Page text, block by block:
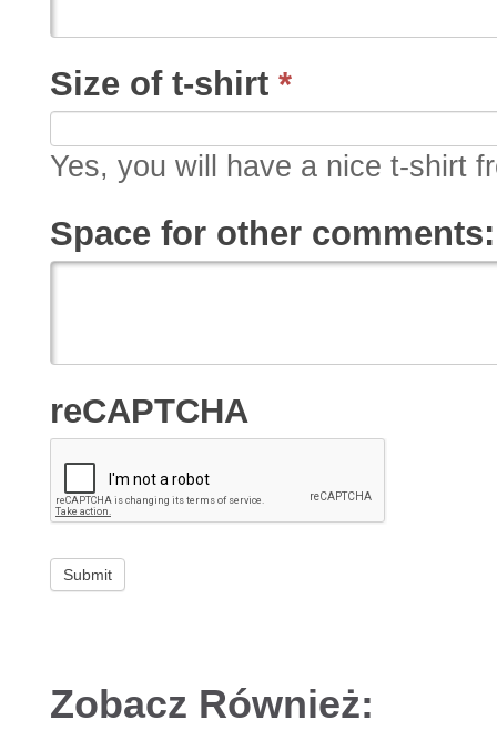
Size of t-shirt *
Yes, you will have a nice t-shirt
Space for other
reCAPTCHA
Zobacz Również: